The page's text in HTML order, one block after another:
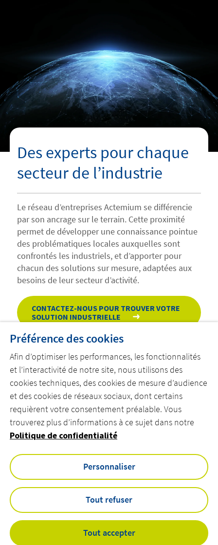
Des experts pour chaque
secteur de l’industrie
Le réseau d’entreprises Actemium se différencie
par son ancrage sur le terrain. Cette proximité
permet de développer une connaissance pointue
des problématiques locales auxquelles sont
confrontés les industriels, et d’apporter pour
chacun des solutions sur mesure, adaptées aux
besoins de leur secteur d’activité.
CONTACTEZ-NOUS POUR TROUVER VOTRE
SOLUTION INDUSTRIELLE
REJOIGNEZ NOS ÉQUIPES
CONTACTEZ-NOUS
linkedinyoutube
Mentions légales
Cookies
Accessibilité
Préférence des cookies
Afin d’optimiser les performances, les fonctionnalités
et l’interactivité de notre site, nous utilisons des
cookies techniques, des cookies de mesure d’audience
et des cookies de réseaux sociaux, dont certains
requièrent votre consentement préalable. Vous
trouverez plus d’informations à ce sujet dans notre
Politique de confidentialité
Personnaliser
Tout refuser
Tout accepter